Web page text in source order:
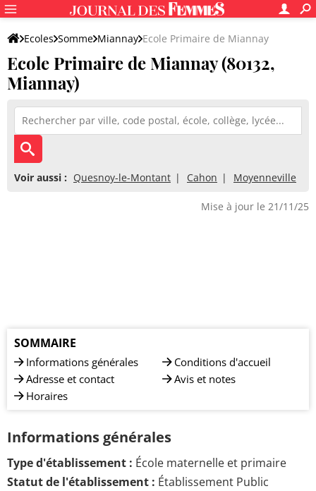
Ecoles Somme Miannay Ecole Primaire de Miannay
Ecole Primaire de Miannay (80132,
Miannay)
Voir aussi : Quesnoy-le-Montant Cahon Moyenneville
Mise à jour le 21/11/25
SOMMAIRE
Informations générales
Adresse et contact
Horaires
Conditions d'accueil
Avis et notes
Informations générales
Type d'établissement : École maternelle et primaire
Statut de l'établissement : Établissement Public